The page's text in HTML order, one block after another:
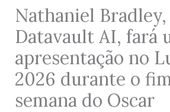
Nathaniel Bradley,
Datavault AI, fará
apresentação no
2026 durante o
semana do Oscar